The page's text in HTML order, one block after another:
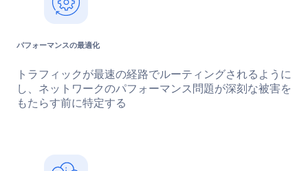
パフォーマンスの最適化
トラフィックが最速の経路でルーティングされるように
し、ネットワークのパフォーマンス問題が深刻な被害を
もたらす前に特定する